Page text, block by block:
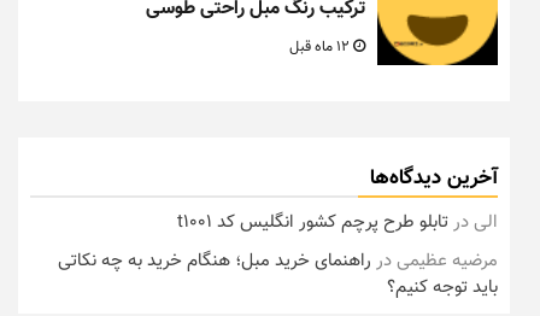
ترکیب رنگ مبل راحتی طوسی
آخرین دیدگاه‌ها
الیدرتابلو طرح پرچم کشور انگلیس کد t1001
مرضیه عظیمیدر راهنمای خرید مبل؛ هنگام خرید به چه نکاتی
باید توجه کنیم؟